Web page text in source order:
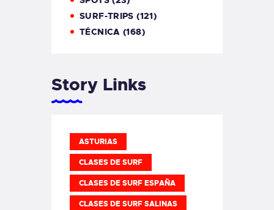
SURF-TRIPS (121)
TÉCNICA (168)
Story Links
ASTURIAS
CLASES DE SURF
CLASES DE SURF ESPAÑA
CLASES DE SURF SALINAS